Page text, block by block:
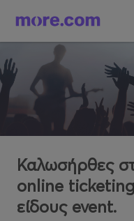
Καλωσήρθες
online
είδους event.